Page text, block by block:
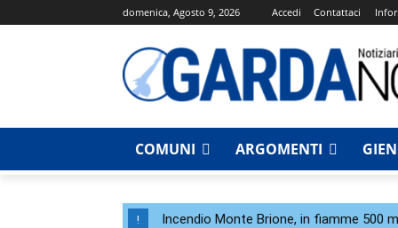
domenica, Agosto 9, 2026 Accedi Contattaci
COMUNI ARGOMENTI
! Incendio Monte Brione, in fiamme 500